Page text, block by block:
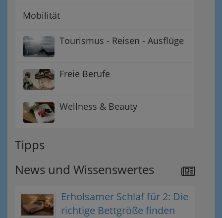
Mobilität
Tourismus - Reisen - Ausflüge
Freie Berufe
Wellness & Beauty
Tipps
News und Wissenswertes
Erholsamer Schlaf für 2: Die
richtige Bettgröße finden